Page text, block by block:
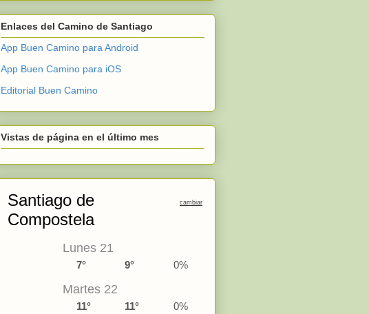
Enlaces del Camino de Santiago
App Buen Camino para Android
App Buen Camino para iOS
Editorial Buen Camino
Vistas de página en el último mes